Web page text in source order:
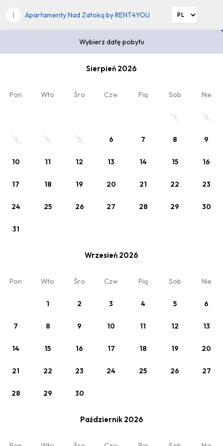
Apartamenty Nad Zatoką by RENT4YOU
Wybierz datę pobytuWybierz datę pobytu
Sierpień 2026
Pon Wto Śro Czw Pią Sob Nie
1 2
3 4 5 6 7 8 9
10 11 12 13 14 15 16
17 18 19 20 21 22 23
24 25 26 27 28 29 30
31
Wrzesień 2026
Pon Wto Śro Czw Pią Sob Nie
1 2 3 4 5 6
7 8 9 10 11 12 13
14 15 16 17 18 19 20
21 22 23 24 25 26 27
28 29 30
Październik 2026
Wybierz datę lub jeden z poniższych cenników.
Cena podstawowa